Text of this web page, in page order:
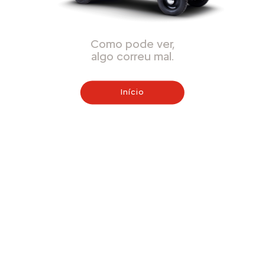
Como pode ver,
algo correu mal.
Início